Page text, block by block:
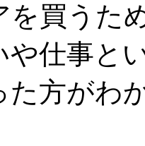
を買うた
や仕事と
た方がわ